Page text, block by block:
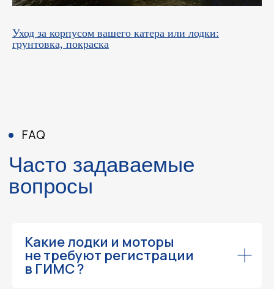
Уход за корпусом вашего катера или лодки:
грунтовка, покраска
Какие лодки и моторы
не требуют регистрации
в ГИМС ?